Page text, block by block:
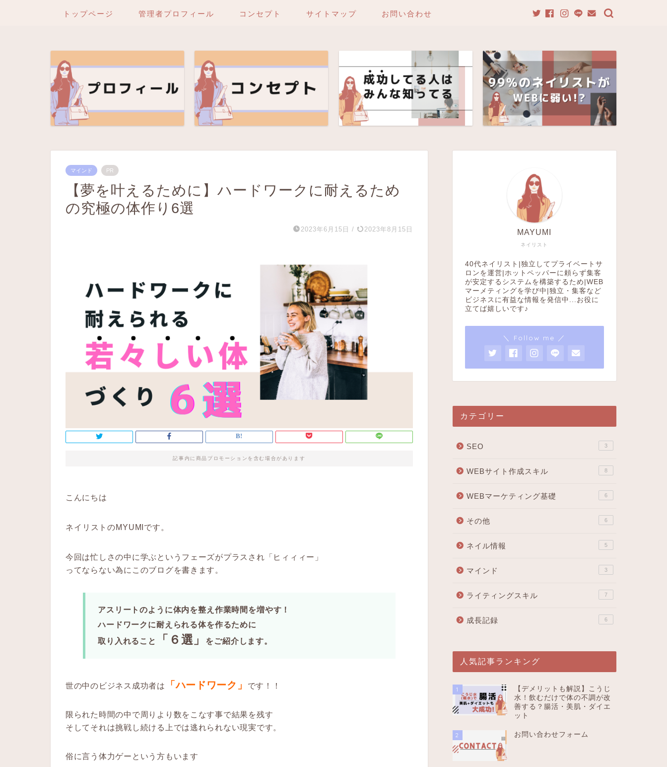
トップページ 管理者プロフィール コンセプト サイトマップ お問い合わせ
マインド PR
【夢を叶えるために】ハードワークに耐えるため
の究極の体作り6選
2023年6月15日 / 2023年8月15日
記事内に商品プロモーションを含む場合があります
こんにちは
ネイリストのMYUMIです。
今回は忙しさの中に学ぶというフェーズがプラスされ「ヒィィィー」
ってならない為にこのブログを書きます。
アスリートのように体内を整え作業時間を増やす！
ハードワークに耐えられる体を作るために
取り入れること
「６選」 をご紹介します。
世の中のビジネス成功者は 「ハードワーク」 です！！
限られた時間の中で周りより数をこなす事で結果を残す
そしてそれは挑戦し続ける上では逃れられない現実です。
俗に言う体力ゲーという方もいます
ネイリスト
MAYUMI
40代ネイリスト|独立してプライベートサ
ロンを運営|ホットペッパーに頼らず集客
が安定するシステムを構築するため|WEB
マーメティングを学び中|独立・集客など
ビジネスに有益な情報を発信中...お役に
立てば嬉しいです♪
＼ Follow me ／
カテゴリー
SEO 3
WEBサイト作成スキル 8
WEBマーケティング基礎 6
その他 6
ネイル情報 5
マインド 3
ライティングスキル 7
成長記録 6
人気記事ランキング
1
【デメリットも解説】こうじ
水！飲むだけで体の不調が改
善する？腸活・美肌・ダイエ
ット
2 お問い合わせフォーム